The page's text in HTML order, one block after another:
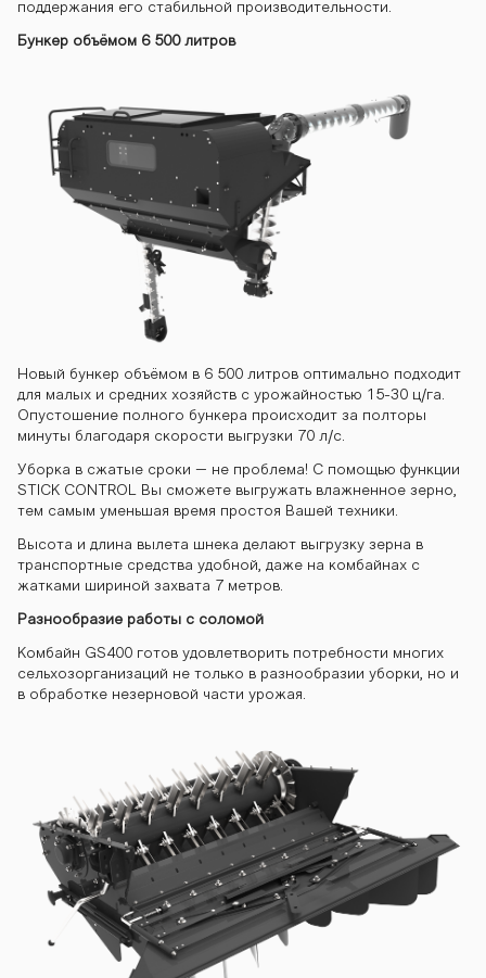
поддержания его стабильной производительности.
Бункер объёмом 6 500 литров
Новый бункер объёмом в 6 500 литров оптимально подходит
для малых и средних хозяйств с урожайностью 15-30 ц/га.
Опустошение полного бункера происходит за полторы
минуты благодаря скорости выгрузки 70 л/с.
Уборка в сжатые сроки – не проблема! С помощью функции
STICK CONTROL Вы сможете выгружать влажненное зерно,
тем самым уменьшая время простоя Вашей техники.
Высота и длина вылета шнека делают выгрузку зерна в
транспортные средства удобной, даже на комбайнах с
жатками шириной захвата 7 метров.
Разнообразие работы с соломой
Комбайн GS400 готов удовлетворить потребности многих
сельхозорганизаций не только в разнообразии уборки, но и
в обработке незерновой части урожая.